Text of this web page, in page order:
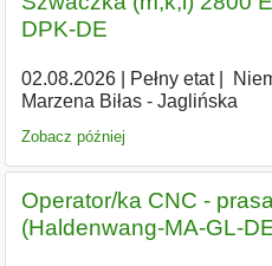
DPK-DE
02.08.2026| Pełny etat|
Marzena Biłas - Jaglińska
Zobacz później
Operator/ka CNC -
(Haldenwang-MA-GL-